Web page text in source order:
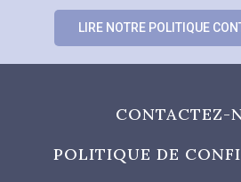
LIRE NOTRE POLITIQUE
CONTACTEZ-
POLITIQUE DE